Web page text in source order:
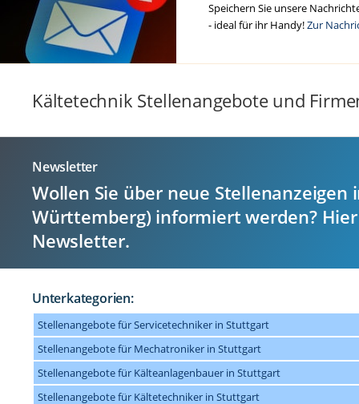
Speichern Sie unsere
- ideal für ihr Handy!Zur
Kältetechnik Stellenangebote und
Newsletter
Wollen Sie über neue Stellenanzeigen
Württemberg) informiert werden?
Newsletter.
Unterkategorien:
Stellenangebote für Servicetechniker in Stuttgart
Stellenangebote für Mechatroniker in Stuttgart
Stellenangebote für Kälteanlagenbauer in Stuttgart
Stellenangebote für Kältetechniker in Stuttgart